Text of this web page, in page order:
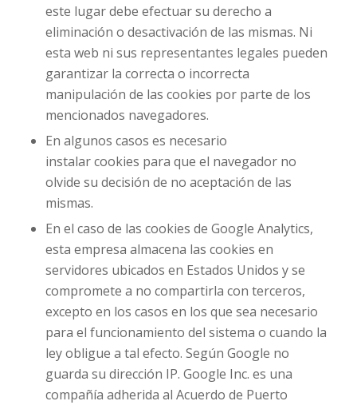
este lugar debe efectuar su derecho a
eliminación o desactivación de las mismas. Ni
esta web ni sus representantes legales pueden
garantizar la correcta o incorrecta
manipulación de las cookies por parte de los
mencionados navegadores.
En algunos casos es necesario
instalarcookies para que el navegador no
olvide su decisión de no aceptación de las
mismas.
En el caso de las cookies de Google Analytics,
esta empresa almacena las cookies en
servidores ubicados en Estados Unidos y se
compromete a no compartirla con terceros,
excepto en los casos en los que sea necesario
para el funcionamiento del sistema o cuando la
ley obligue a tal efecto. Según Google no
guarda su dirección IP. Google Inc. es una
compañía adherida al Acuerdo de Puerto